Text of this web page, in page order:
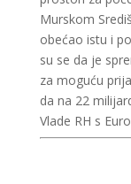
Murskom
obećao istu i
su se da je
za moguću
da na 22
Vlade RH s